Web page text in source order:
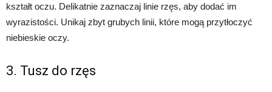
kształt oczu. Delikatnie zaznaczaj linie rzęs, aby dodać im
wyrazistości. Unikaj zbyt grubych linii, które mogą przytłoczyć
niebieskie oczy.
3. Tusz do rzęs